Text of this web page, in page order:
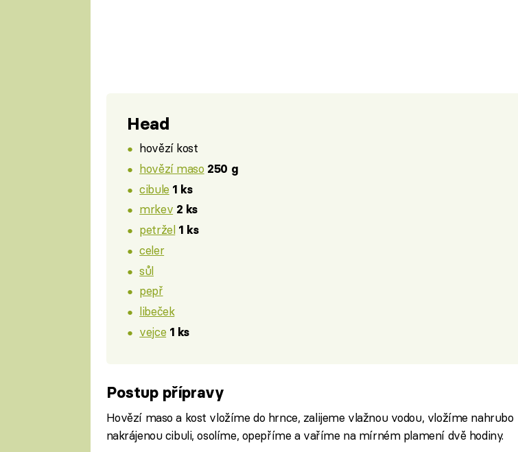
Head
hovězí kost
hovězí maso 250 g
cibule 1 ks
mrkev 2 ks
petržel 1 ks
celer
sůl
pepř
libeček
vejce 1 ks
Postup přípravy
Hovězí maso a kost vložíme do hrnce, zalijeme vlažnou vodou, vložíme nahrubo
nakrájenou cibuli, osolíme, opepříme a vaříme na mírném plamení dvě hodiny.